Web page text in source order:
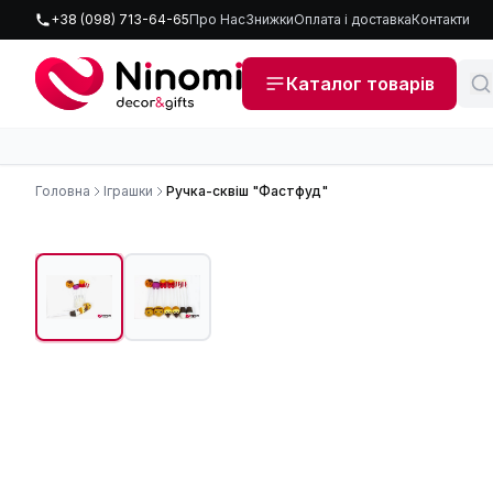
+38 (098) 713-64-65Про НасЗнижкиОплата і доставкаКонтакти
Каталог товарів
Головна Іграшки Ручка-сквіш "Фастфуд"